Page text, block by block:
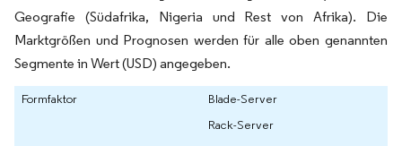
Geografie (Südafrika, Nigeria und Rest von Afrika). Die
Marktgrößen und Prognosen werden für alle oben genannten
Segmente in Wert (USD) angegeben.
Formfaktor
Blade-Server
Rack-Server